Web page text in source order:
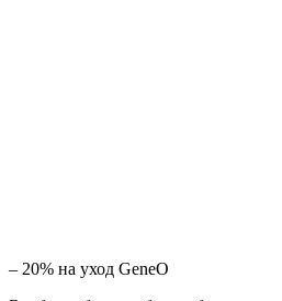
– 20% на уход GeneO